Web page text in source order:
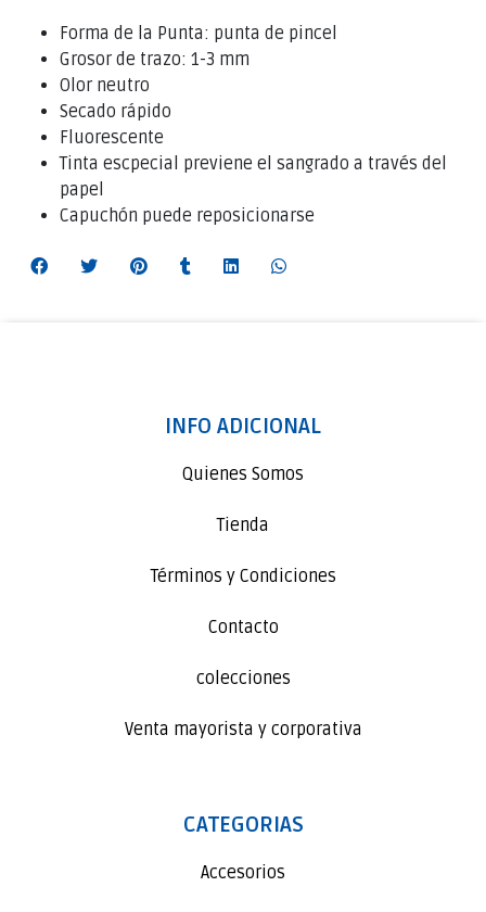
Forma de la Punta: punta de pincel
Grosor de trazo: 1-3 mm
Olor neutro
Secado rápido
Fluorescente
Tinta escpecial previene el sangrado a través del
papel
Capuchón puede reposicionarse
INFO ADICIONAL
Quienes Somos
Tienda
Términos y Condiciones
Contacto
colecciones
Venta mayorista y corporativa
CATEGORIAS
Accesorios